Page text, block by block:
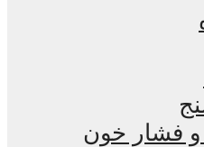
و فشار خون